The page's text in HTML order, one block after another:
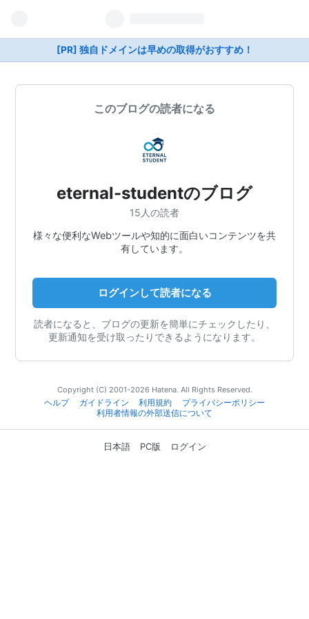
[PR] 独自ドメインは早めの取得がおすすめ！
このブログの読者になる
eternal-studentのブログ
15人の読者
様々な便利なWebツールや知的に面白いコンテンツを共
有しています。
ログインして読者になる
読者になると、ブログの更新を簡単にチェックしたり、
更新通知を受け取ったりできるようになります。
Copyright (C) 2001-2026 Hatena. All Rights Reserved.
ヘルプ
ガイドライン 利用規約
プライバシーポリシー
利用者情報の外部送信について
日本語 PC版 ログイン